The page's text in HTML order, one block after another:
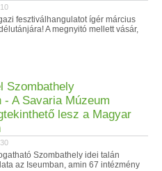
fesztiválhangulatot ígér március
A megnyitó mellett vásár,
Szombathely
A Savaria Múzeum
lesz a Magyar
Szombathely idei talán
az Iseumban, amin 67 intézmény